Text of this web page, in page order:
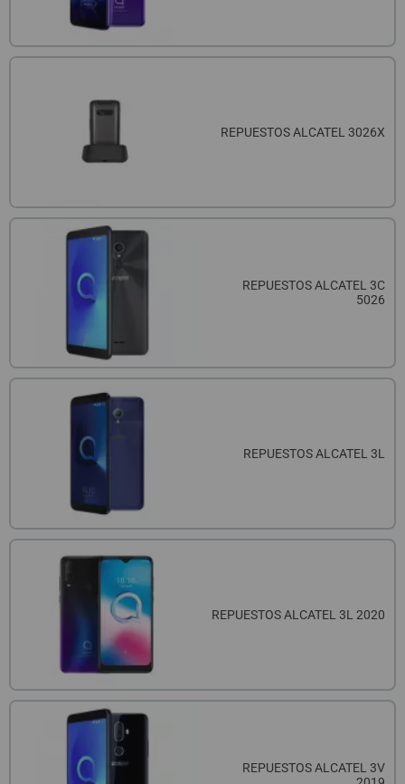
REPUESTOS ALCATEL 3026X
REPUESTOS ALCATEL 3C
5026
REPUESTOS ALCATEL 3L
REPUESTOS ALCATEL 3L 2020
REPUESTOS ALCATEL 3V